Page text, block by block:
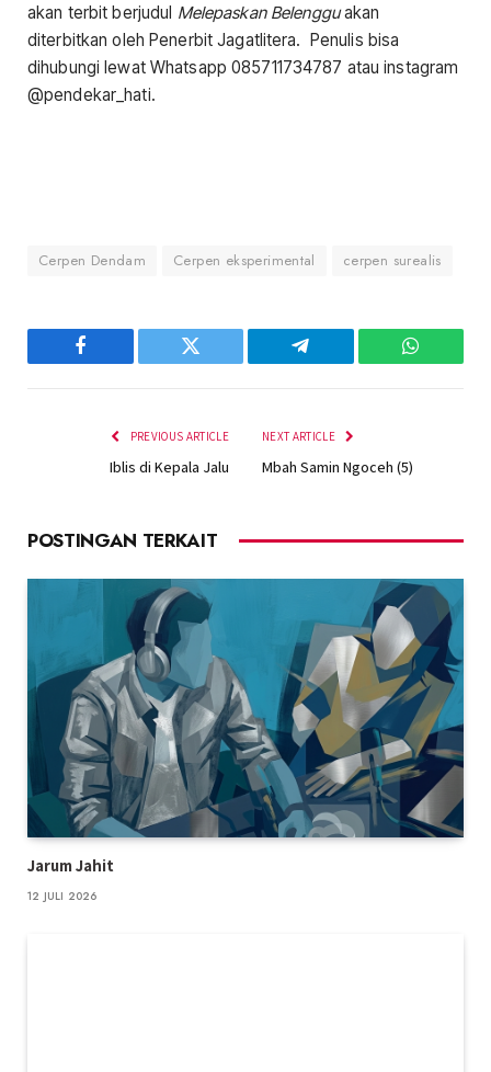
akan terbit berjudul Melepaskan Belengguakan
diterbitkan oleh Penerbit Jagatlitera. Penulis bisa
dihubungi lewat Whatsapp 085711734787 atau instagram
@pendekar_hati.
Cerpen Dendam Cerpen eksperimental cerpen surealis
Facebook Twitter Telegram
PREVIOUS ARTICLE
Iblis di Kepala Jalu
NEXT ARTICLE
Mbah Samin Ngoceh (5)
POSTINGAN TERKAIT
Jarum Jahit
12 JULI 2026